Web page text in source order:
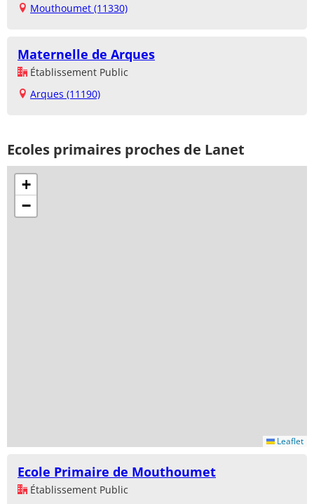
Mouthoumet (11330)
Maternelle de Arques
Établissement Public
Arques (11190)
Ecoles primaires proches de Lanet
+
−
Leaflet
Ecole Primaire de Mouthoumet
Établissement Public